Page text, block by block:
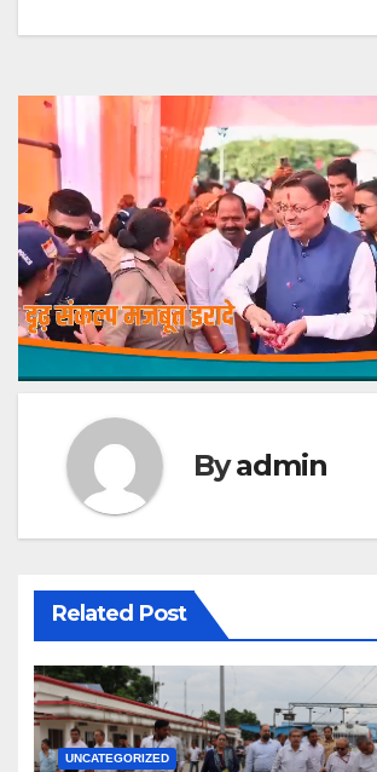
Byadmin
Related Post
UNCATEGORIZED